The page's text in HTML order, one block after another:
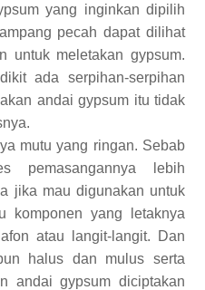
yang inginkan dipilih
pecah dapat dilihat
untuk meletakan gypsum.
ada serpihan-serpihan
andai gypsum itu tidak
mutu yang ringan. Sebab
pemasangannya lebih
jika mau digunakan untuk
komponen yang letaknya
atau langit-langit. Dan
halus dan mulus serta
andai gypsum diciptakan